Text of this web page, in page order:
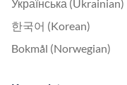
Українська (Ukrainian)
한국어 (Korean)
Bokmål (Norwegian)